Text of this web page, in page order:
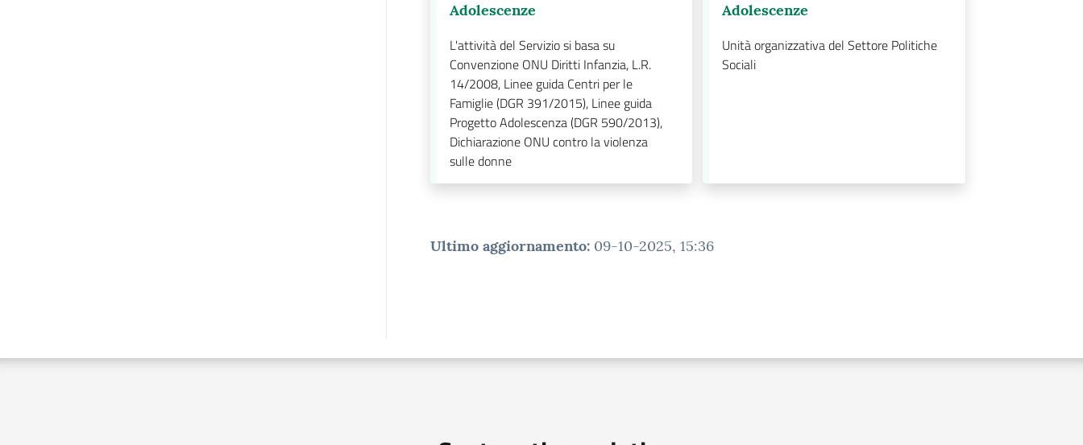
Adolescenze
L'attività del Servizio si basa su
Convenzione ONU Diritti Infanzia, L.R.
14/2008, Linee guida Centri per le
Famiglie (DGR 391/2015), Linee guida
Progetto Adolescenza (DGR 590/2013),
Dichiarazione ONU contro la violenza
sulle donne
Adolescenze
Unità organizzativa del Settore Politiche
Sociali
Ultimo aggiornamento: 09-10-2025, 15:36